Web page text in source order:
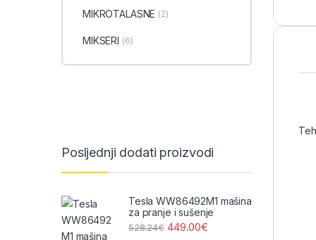
MIKROTALASNE (2)
MIKSERI (6)
Posljednji dodati proizvodi
Tesla WW86492M1 mašina
za pranje i sušenje
528.24€ 449.00€